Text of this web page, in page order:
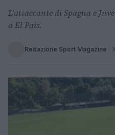
L'attaccante di Spagna e
a El Pais.
Redazione Sport Magazine ·